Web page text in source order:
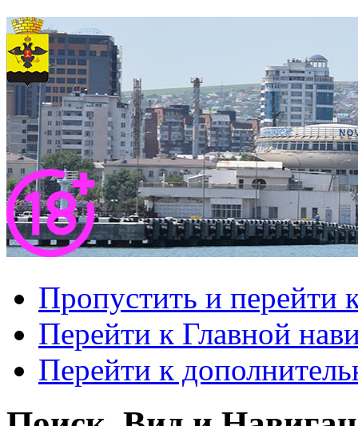
Пропустить и перейти
Перейти к Главной
Перейти к